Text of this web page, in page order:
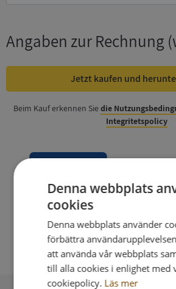
Angaben zur Rechnung
Jetzt kaufen und
Beim Kauf erkennen Siedie
Integritetspolicy
Denna webbplats
cookies
Denna webbplats använder
förbättra
att använda vår webbplats
till alla cookies i enlighet med
cookiepolicy. Läs mer